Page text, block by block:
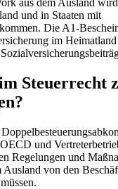
aus dem Ausland
und in Staaten mit
Die A1-
im
Steuerrecht
und
Regelungen und
Ausland von den